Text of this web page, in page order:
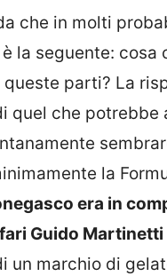
che in molti
la seguente: cosa
parti? La
quel che potrebbe
la
era in
Guido Martinetti
un marchio di